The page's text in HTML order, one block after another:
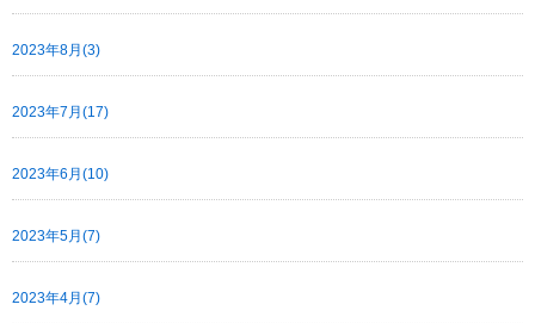
2023年8月(3)
2023年7月(17)
2023年6月(10)
2023年5月(7)
2023年4月(7)